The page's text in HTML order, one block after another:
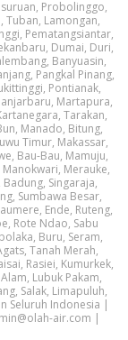
Probolinggo,
Tuban, Lamongan,
Pematangsiantar,
Dumai, Duri,
Banyuasin,
Pangkal Pinang,
Pontianak,
Martapura,
Tarakan,
Manado, Bitung,
Timur, Makassar,
Bau-Bau, Mamuju,
Merauke,
Singaraja,
Sumbawa Besar,
Ende, Ruteng,
Rote Ndao, Sabu
Buru, Seram,
Tanah Merah,
Rasiei, Kumurkek,
Lubuk Pakam,
Salak, Limapuluh,
Seluruh Indonesia |
air.com |